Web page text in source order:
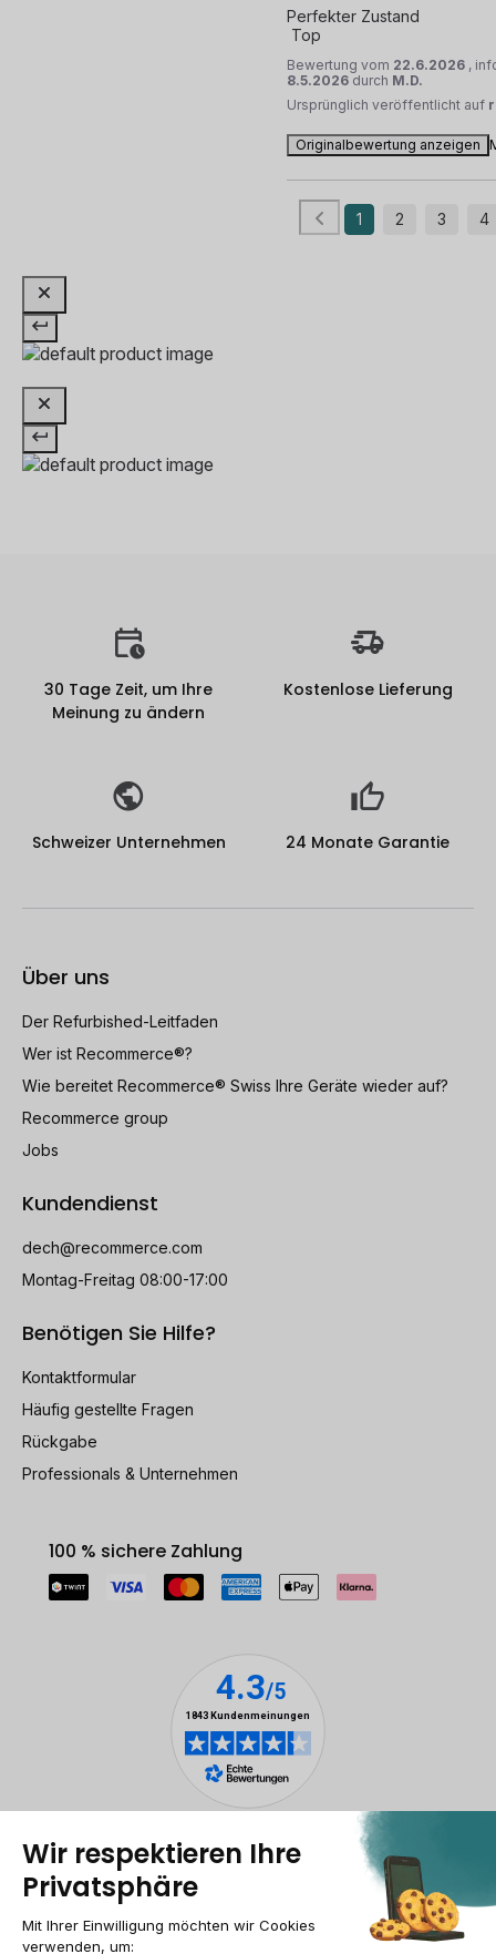
Perfekter Zustand
Top
Bewertung vom 22.6.2026 ,
8.5.2026 durch M.D.
Ursprünglich veröffentlicht auf
Originalbewertung anzeigen
1 2 3 4
30 Tage Zeit, um Ihre
Meinung zu ändern
Kostenlose Lieferung
Schweizer Unternehmen 24 Monate Garantie
Über uns
Der Refurbished-Leitfaden
Wer ist Recommerce®?
Wie bereitet Recommerce® Swiss Ihre Geräte wieder auf?
Recommerce group
Jobs
Kundendienst
dech@recommerce.com
Montag-Freitag 08:00-17:00
Benötigen Sie Hilfe?
Kontaktformular
Häufig gestellte Fragen
Rückgabe
Professionals & Unternehmen
100 % sichere Zahlung
Rechtliche Hinweise
Cookie-Verwaltung
Allgemeine Geschäftsbedingungen